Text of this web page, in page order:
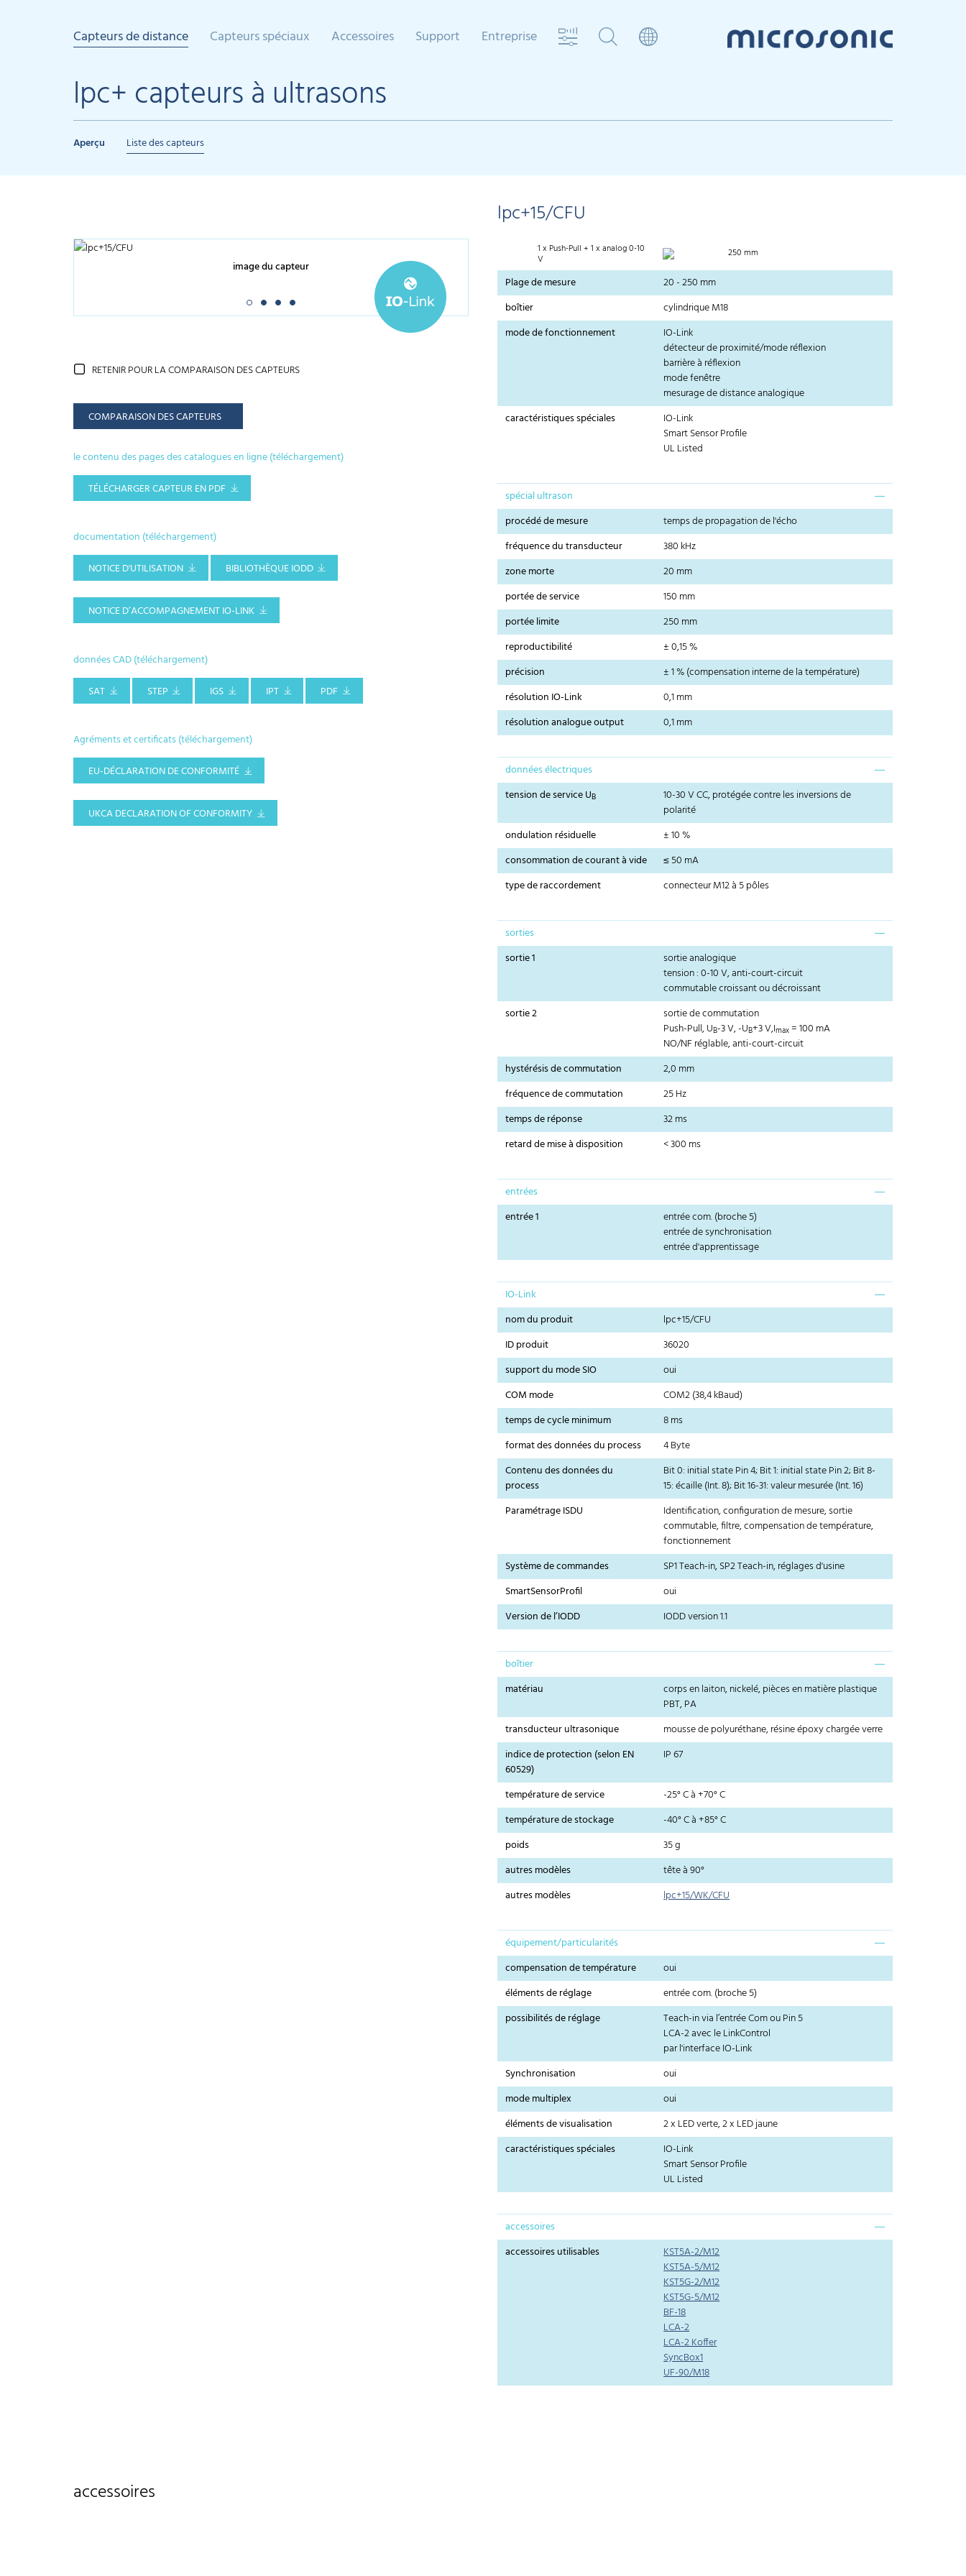
Capteurs de distance Capteurs spéciaux Accessoires Support Entreprise
lpc+ capteurs à ultrasons
Aperçu Liste des capteurs
lpc+15/CFU
image du capteur
RETENIR POUR LA COMPARAISON DES CAPTEURS
COMPARAISON DES CAPTEURS
le contenu des pages des catalogues en ligne (téléchargement)
TÉLÉCHARGER CAPTEUR EN PDF
documentation (téléchargement)
NOTICE D'UTILISATION
BIBLIOTHÈQUE IODD
NOTICE D’ACCOMPAGNEMENT IO-LINK
données CAD (téléchargement)
SAT
STEP IGS IPT PDF
Agréments et certificats (téléchargement)
EU-DÉCLARATION DE CONFORMITÉ
UKCA DECLARATION OF CONFORMITY
1 x Push-Pull + 1 x analog 0-10
V 250 mm
Plage de mesure
20 - 250 mm
boîtier
cylindrique M18
mode de fonctionnement
IO-Link
détecteur de proximité/mode réflexion
barrière à réflexion
mode fenêtre
mesurage de distance analogique
caractéristiques spéciales
IO-Link
Smart Sensor Profile
UL Listed
spécial ultrason
procédé de mesure
temps de propagation de l'écho
fréquence du transducteur
380 kHz
zone morte
20 mm
portée de service
150 mm
portée limite
250 mm
reproductibilité
± 0,15 %
précision
± 1 % (compensation interne de la température)
résolution IO-Link
0,1 mm
résolution analogue output
0,1 mm
données électriques
tension de service UB
10-30 V CC, protégée contre les inversions de
polarité
ondulation résiduelle
± 10 %
consommation de courant à vide
≤ 50 mA
type de raccordement
connecteur M12 à 5 pôles
sorties
sortie 1
sortie analogique
tension : 0-10 V, anti-court-circuit
commutable croissant ou décroissant
sortie 2
sortie de commutation
Push-Pull, UB-3 V, -UB+3 V,Imax= 100 mA
NO/NF réglable, anti-court-circuit
hystérésis de commutation
2,0 mm
fréquence de commutation
25 Hz
temps de réponse
32 ms
retard de mise à disposition
< 300 ms
entrées
entrée 1
entrée com. (broche 5)
entrée de synchronisation
entrée d'apprentissage
IO-Link
nom du produit
lpc+15/CFU
ID produit
36020
support du mode SIO
oui
COM mode
COM2 (38,4 kBaud)
temps de cycle minimum
8 ms
format des données du process
4 Byte
Contenu des données du
process
Bit 0: initial state Pin 4; Bit 1: initial state Pin 2; Bit 8-
15: écaille (Int. 8); Bit 16-31: valeur mesurée (Int. 16)
Paramétrage ISDU
Identification, configuration de mesure, sortie
commutable, filtre, compensation de température,
fonctionnement
Système de commandes
SP1 Teach-in, SP2 Teach-in, réglages d'usine
SmartSensorProfil
oui
Version de l’IODD
IODD version 1.1
boîtier
matériau
corps en laiton, nickelé, pièces en matière plastique
PBT, PA
transducteur ultrasonique
mousse de polyuréthane, résine époxy chargée verre
indice de protection (selon EN
60529)
IP 67
température de service
-25° C à +70° C
température de stockage
-40° C à +85° C
poids
35 g
autres modèles
tête à 90°
autres modèles
lpc+15/WK/CFU
équipement/particularités
compensation de température
oui
éléments de réglage
entrée com. (broche 5)
possibilités de réglage
Teach-in via l’entrée Com ou Pin 5
LCA-2 avec le LinkControl
par l'interface IO-Link
Synchronisation
oui
mode multiplex
oui
éléments de visualisation
2 x LED verte, 2 x LED jaune
caractéristiques spéciales
IO-Link
Smart Sensor Profile
UL Listed
accessoires
accessoires utilisables
KST5A-2/M12
KST5A-5/M12
KST5G-2/M12
KST5G-5/M12
BF-18
LCA-2
LCA-2 Koffer
SyncBox1
UF-90/M18
accessoires